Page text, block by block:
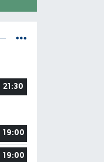
21:30
19:00
19:00